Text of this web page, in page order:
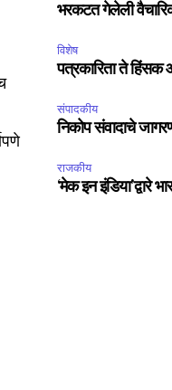
भरकटत गेलेली
विशेष
पत्रकारिता ते हिंसक
संपादकीय
निकोप संवादाचे
राजकीय
‘मेक इन इंडिया’द्वारे